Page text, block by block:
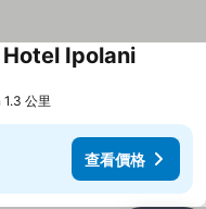
Ipolani
公里
查看價格